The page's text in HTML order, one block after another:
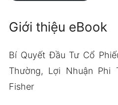
Giới thiệu eBook
Bí Quyết Đầu Tư Cổ
Thường, Lợi Nhuận Phi
Fisher